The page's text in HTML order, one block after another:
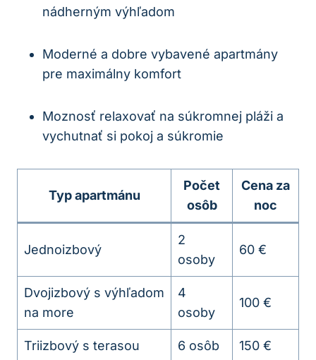
nádherným výhľadom
Moderné a dobre vybavené apartmány
pre maximálny komfort
Moznosť relaxovať na súkromnej pláži a
vychutnať si pokoj a súkromie
Typ apartmánu
Počet
osôb
Cena za
noc
Jednoizbový
2
osoby
60 €
Dvojizbový s výhľadom
na more
4
osoby
100 €
Triizbový s terasou 6 osôb 150 €